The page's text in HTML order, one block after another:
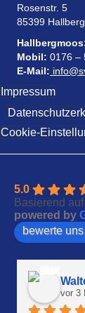
Rosenstr. 5
85399
Mobil: 0176 –
E-Mail:
Impressum
Cookie-
5.0
Basierend
powered by
bewerte
vor 3